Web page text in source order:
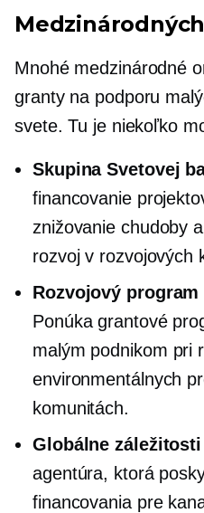
Mnohé medzinárodné
granty na podporu
svete. Tu je niekoľko
Skupina Svetovej
financovanie
znižovanie chudoby
rozvoj v rozvojových
Rozvojový program
Ponúka grantové
malým podnikom pri
environmentálnych
komunitách.
Globálne záležitosti
agentúra, ktorá
financovania pre